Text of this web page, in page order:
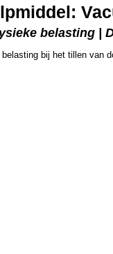
belasting |
bij het tillen van